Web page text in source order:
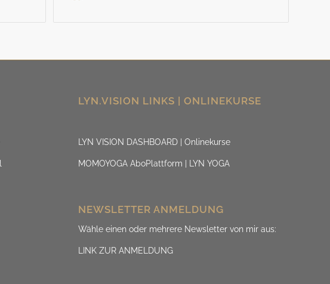
LYN.VISION LINKS | ONLINEKURSE
LYN VISION DASHBOARD | Onlinekurse
MOMOYOGA AboPlattform | LYN YOGA
NEWSLETTER ANMELDUNG
Wähle einen oder mehrere Newsletter von mir aus:
LINK ZUR ANMELDUNG